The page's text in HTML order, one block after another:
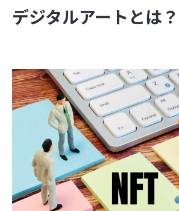
デジタルアートとは？